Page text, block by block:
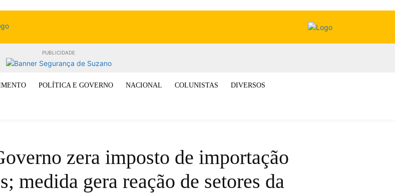
PUBLICIDADE
POLÍTICA E GOVERNO NACIONAL COLUNISTAS DIVERSOS
zera imposto de importação
medida gera reação de setores da